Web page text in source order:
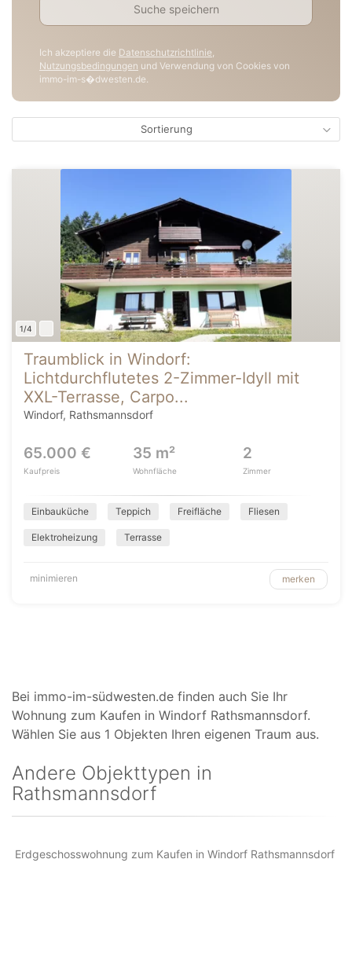
Suche speichern
Ich akzeptiere die Datenschutzrichtlinie,
Nutzungsbedingungen und Verwendung von Cookies von
immo-im-s�dwesten.de.
Sortierung
1/4
Traumblick in Windorf:
Lichtdurchflutetes 2-Zimmer-Idyll mit
XXL-Terrasse, Carpo...
Windorf, Rathsmannsdorf
65.000 €
Kaufpreis
35 m²
Wohnfläche
2
Zimmer
Einbauküche Teppich Freifläche Fliesen
Elektroheizung Terrasse
minimieren merken
Bei immo-im-südwesten.de finden auch Sie Ihr
Wohnung zum Kaufen in Windorf Rathsmannsdorf.
Wählen Sie aus 1 Objekten Ihren eigenen Traum aus.
Andere Objekttypen in
Rathsmannsdorf
Erdgeschosswohnung zum Kaufen in Windorf Rathsmannsdorf